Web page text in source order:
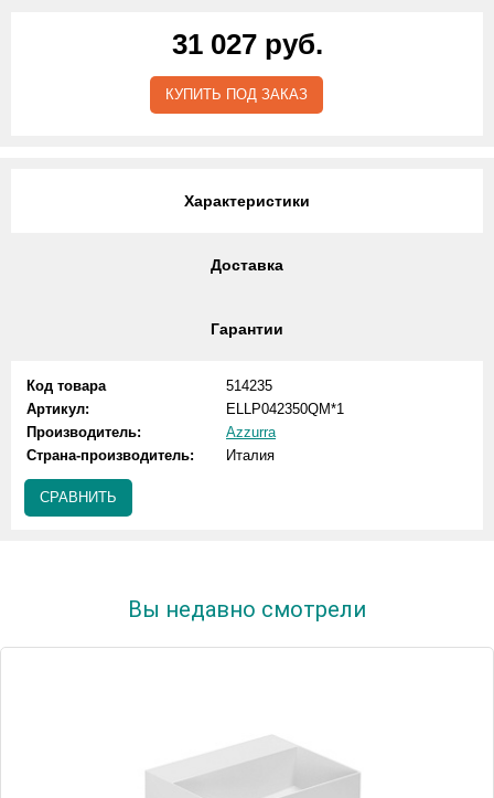
31 027 руб.
КУПИТЬ ПОД ЗАКАЗ
Характеристики
Доставка
Гарантии
Код товара
514235
Артикул:
ELLP042350QM*1
Производитель:
Azzurra
Страна-производитель:
Италия
СРАВНИТЬ
Вы недавно смотрели